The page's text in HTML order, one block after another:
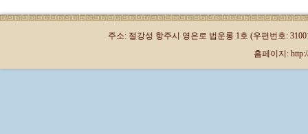
주소: 절강성 항주시 영은로 법운롱 1호 (우편번호:
홈페이지: